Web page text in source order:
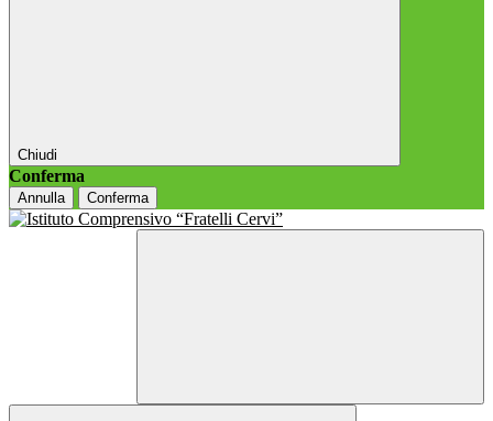
Chiudi
Conferma
Annulla Conferma